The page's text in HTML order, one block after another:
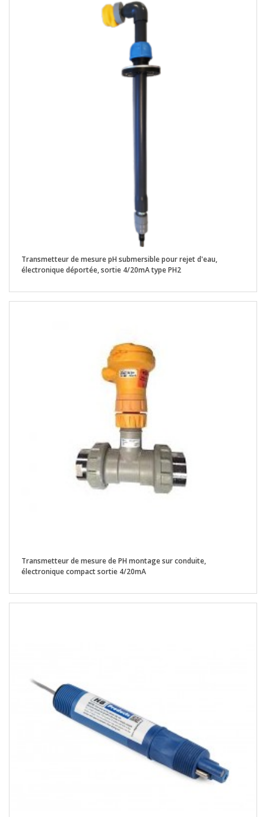
Transmetteur de mesure pH submersible pour rejet d'eau,
électronique déportée, sortie 4/20mA type PH2
Transmetteur de mesure de PH montage sur conduite,
électronique compact sortie 4/20mA